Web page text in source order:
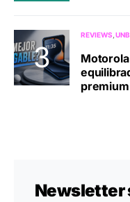
REVIEWS
Newsletter